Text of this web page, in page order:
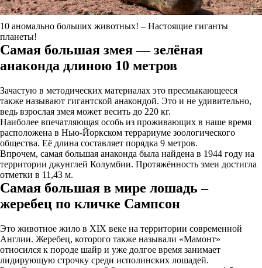
10 аномально больших животных! – Настоящие гиганты
планеты!
Самая большая змея — зелёная
анаконда длиною 10 метров
Зачастую в методических материалах это пресмыкающееся
также называют гигантской анакондой. Это и не удивительно,
ведь взрослая змея может весить до 220 кг.
Наиболее впечатляющая особь из проживающих в наше время
расположена в Нью-Йоркском террариуме зоологического
общества. Её длина составляет порядка 9 метров.
Впрочем, самая большая анаконда была найдена в 1944 году на
территории джунглей Колумбии. Протяжённость змеи достигла
отметки в 11,43 м.
Самая большая в мире лошадь –
жеребец по кличке Сампсон
Это животное жило в XIX веке на территории современной
Англии. Жеребец, которого также называли «Мамонт»
относился к породе шайр и уже долгое время занимает
лидирующую строчку среди исполинских лошадей.